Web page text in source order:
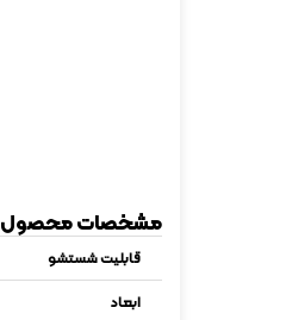
مشخصات محصول
قابلیت شستشو
ابعاد